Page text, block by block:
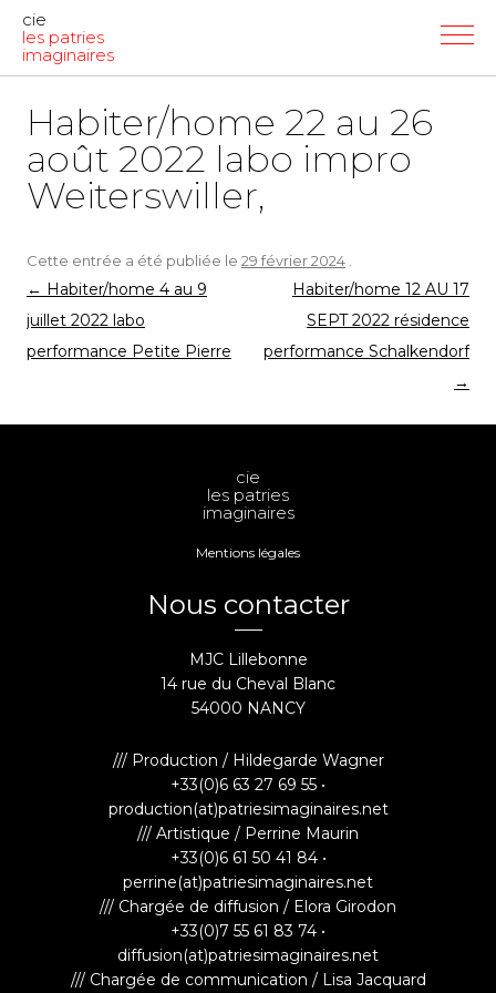
cie
les patries
imaginaires
Habiter/home 22 au 26
août 2022 labo impro
Weiterswiller,
Cette entrée a été publiée le 29 février 2024
Navigation
des
articles
← Habiter/home 4 au 9
juillet 2022 labo
performance Petite Pierre
Habiter/home 12 AU 17
SEPT 2022 résidence
performance Schalkendorf
→
cie
les patries
imaginaires
Mentions légales
Nous contacter
MJC Lillebonne
14 rue du Cheval Blanc
54000 NANCY
/// Production / Hildegarde Wagner
+33(0)6 63 27 69 55 •
production(at)patriesimaginaires.net
/// Artistique / Perrine Maurin
+33(0)6 61 50 41 84 •
perrine(at)patriesimaginaires.net
/// Chargée de diffusion / Elora Girodon
+33(0)7 55 61 83 74 •
diffusion(at)patriesimaginaires.net
/// Chargée de communication / Lisa Jacquard